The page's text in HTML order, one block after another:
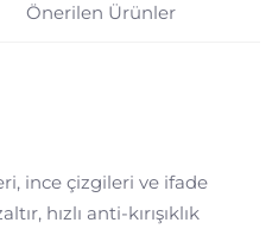
Önerilen Ürünler
ince çizgileri ve ifade
hızlı anti-kırışıklık